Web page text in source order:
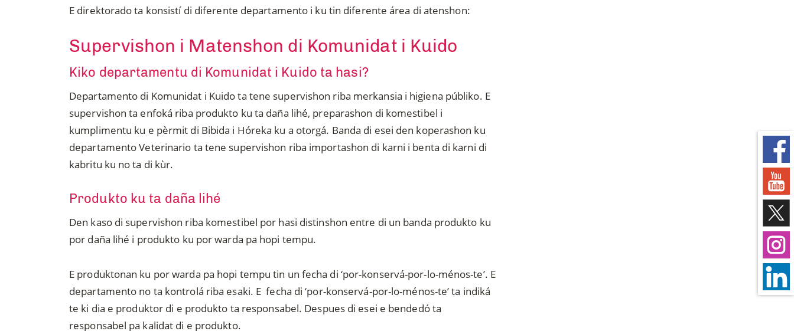
E direktorado ta konsistí di diferente departamento i ku tin diferente área di atenshon:
Supervishon i Matenshon di Komunidat i Kuido
Kiko departamentu di Komunidat i Kuido ta hasi?
Departamento di Komunidat i Kuido ta tene supervishon riba merkansia i higiena públiko. E
supervishon ta enfoká riba produkto ku ta daña lihé, preparashon di komestibel i
kumplimentu ku e pèrmit di Bibida i Hóreka ku a otorgá. Banda di esei den koperashon ku
departamento Veterinario ta tene supervishon riba importashon di karni i benta di karni di
kabritu ku no ta di kùr.
Produkto ku ta daña lihé
Den kaso di supervishon riba komestibel por hasi distinshon entre di un banda produkto ku
por daña lihé i produkto ku por warda pa hopi tempu.
E produktonan ku por warda pa hopi tempu tin un fecha di ‘por-konservá-por-lo-ménos-te’. E
departamento no ta kontrolá riba esaki. E fecha di ‘por-konservá-por-lo-ménos-te’ ta indiká
te ki dia e produktor di e produkto ta responsabel. Despues di esei e bendedó ta
responsabel pa kalidat di e produkto.